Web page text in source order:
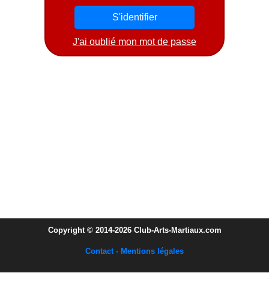
J'ai oublié mon mot de passe
Copyright © 2014-2026 Club-Arts-Martiaux.com
Contact - Mentions légales